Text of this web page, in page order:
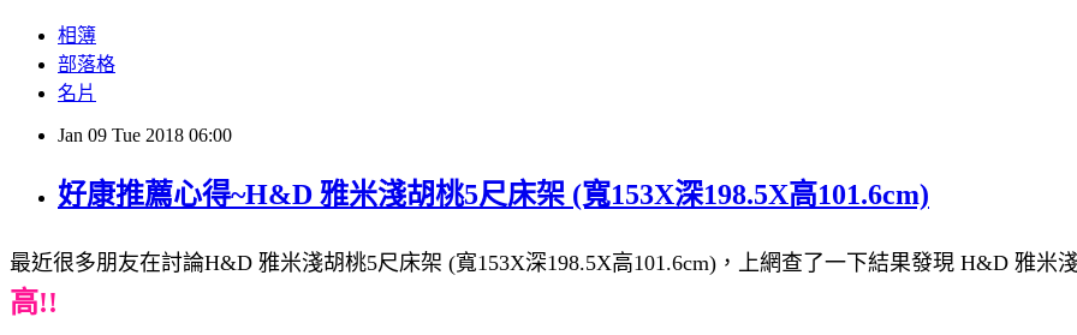
相簿
部落格
名片
Jan 09 Tue 2018 06:00
好康推薦心得~H&D 雅米淺胡桃5尺床架 (寬153X深198.5X高101.6cm)
最近很多朋友在討論H&D 雅米淺胡桃5尺床架 (寬153X深198.5X高101.6cm)，上網查了一下結果發現 H&D 雅米
高!!